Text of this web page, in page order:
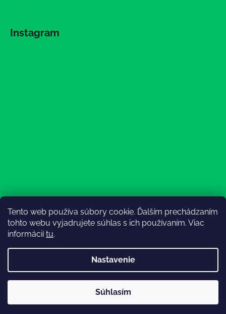
Tento web používa súbory cookie. Ďalším prechádzaním
tohto webu vyjadrujete súhlas s ich používaním. Viac
informáciítu.
Nastavenie
Súhlasím
nedostupná (na email reagujeme nonstop), expedícia ako
obvykle💚Ďakujeme, že ste s nami💚
Instagram
Sledovať na Instagrame